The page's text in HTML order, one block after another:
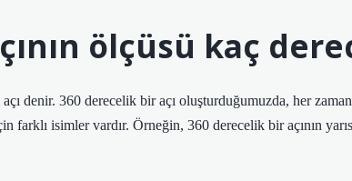
ölçüsü kaç
denir. 360 derecelik bir açı oluşturduğumuzda, her
farklı isimler vardır. Örneğin, 360 derecelik bir açının